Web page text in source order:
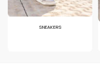
SNEAKERS